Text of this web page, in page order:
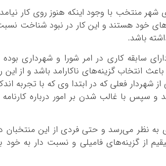
منتخب با وجود اینکه هنوز روی کار
خود هستند و این کار در نبود شناخت
باشد.
سابقه کاری در امر شورا و شهرداری بوده
انتخاب گزینه‌های ناکارامد باشد و از این
شهردار فعلی که در ابتدا وی که با تجربه
و سپس با غالب شدن بر امور درباره
نظر می‌رسد و حتی فردی از این منتخبان
از گزینه‌های فامیلی و نسبت دار به خود